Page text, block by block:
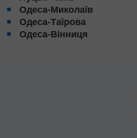
Одеса-Миколаїв
Одеса-Таїрова
Одеса-Вінниця